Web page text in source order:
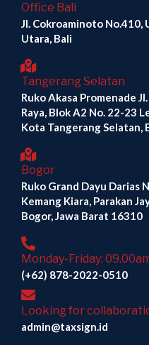
Office Bali
Jl. Cokroaminoto No.410,
Utara, Bali
Tangerang Selatan
Ruko Akasa Promenade
Raya, Blok A2 No. 22-23
Kota Tangerang Selatan,
Bogor
Ruko Grand Dayu Darias
Kemang Kiara, Parakan
Bogor, Jawa Barat 16310
Monday-Friday:
(+62) 878-2022-0510
Looking for
admin@taxsign.id